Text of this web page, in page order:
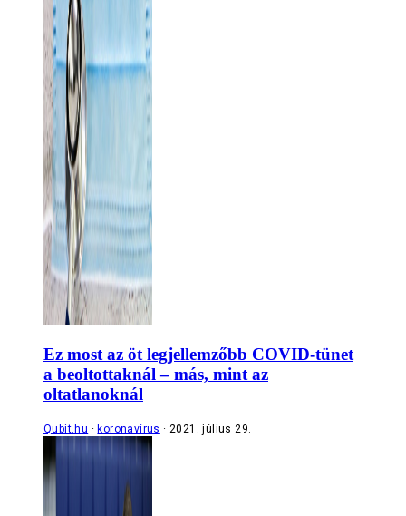
Ez most az öt legjellemzőbb COVID-tünet
a beoltottaknál – más, mint az
oltatlanoknál
Qubit.hu koronavírus 2021. július 29.